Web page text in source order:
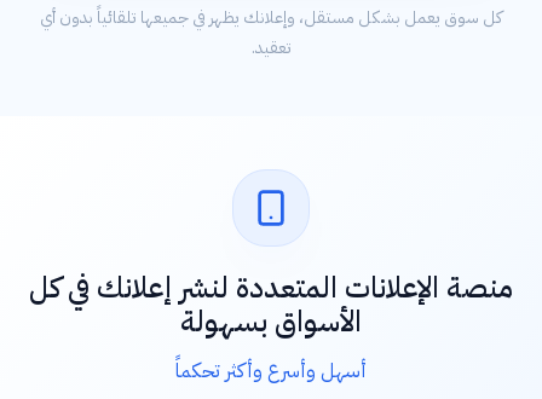
كل سوق يعمل بشكل مستقل، وإعلانك يظهر في جميعها تلقائياً بدون أي
تعقيد.
منصة الإعلانات المتعددة لنشر إعلانك في كل
الأسواق بسهولة
أسهل وأسرع وأكثر تحكماً